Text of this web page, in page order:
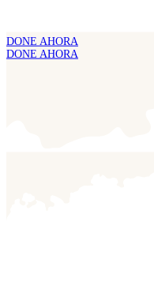
DONE AHORA
DONE AHORA